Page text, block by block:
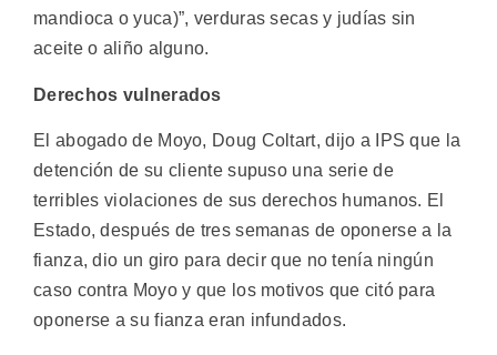
mandioca o yuca)”, verduras secas y judías sin
aceite o aliño alguno.
Derechos vulnerados
El abogado de Moyo, Doug Coltart, dijo a IPS que la
detención de su cliente supuso una serie de
terribles violaciones de sus derechos humanos. El
Estado, después de tres semanas de oponerse a la
fianza, dio un giro para decir que no tenía ningún
caso contra Moyo y que los motivos que citó para
oponerse a su fianza eran infundados.